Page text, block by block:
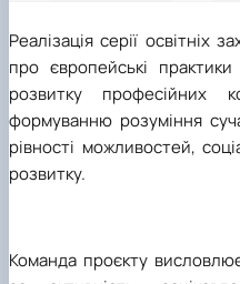
Реалізація серії освітніх
про європейські практики
розвитку професійних
формуванню розуміння
рівності можливостей,
розвитку.
Команда проєкту